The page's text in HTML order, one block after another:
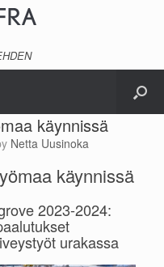
käynnissä
Netta Uusinoka
käynnissä
2023-2024:
urakassa